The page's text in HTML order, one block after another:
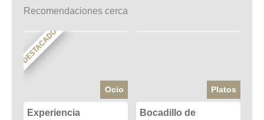
Recomendaciones cerca
DESTACADO
Ocio
Experiencia
Platos
Bocadillo de